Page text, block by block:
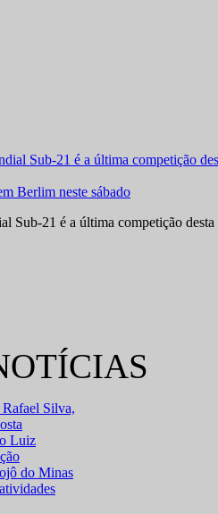
Berlim neste sábado
Sub-21 é a última competição